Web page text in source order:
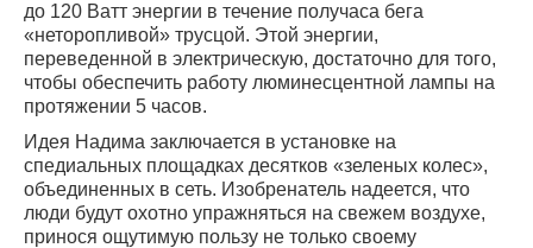
до 120 Ватт энергии в течение получаса бега
«неторопливой» трусцой. Этой энергии,
переведенной в электрическую, достаточно для того,
чтобы обеспечить работу люминесцентной лампы на
протяжении 5 часов.
Идея Надима заключается в установке на
спедиальных площадках десятков «зеленых колес»,
объединенных в сеть. Изобренатель надеется, что
люди будут охотно упражняться на свежем воздухе,
принося ощутимую пользу не только своему